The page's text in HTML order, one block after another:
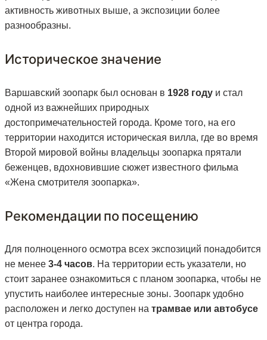
активность животных выше, а экспозиции более
разнообразны.
Историческое значение
Варшавский зоопарк был основан в 1928 году и стал
одной из важнейших природных
достопримечательностей города. Кроме того, на его
территории находится историческая вилла, где во время
Второй мировой войны владельцы зоопарка прятали
беженцев, вдохновившие сюжет известного фильма
«Жена смотрителя зоопарка».
Рекомендации по посещению
Для полноценного осмотра всех экспозиций понадобится
не менее 3-4 часов. На территории есть указатели, но
стоит заранее ознакомиться с планом зоопарка, чтобы не
упустить наиболее интересные зоны. Зоопарк удобно
расположен и легко доступен на трамвае или автобусе
от центра города.